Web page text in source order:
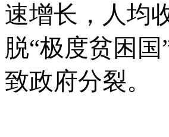
速增长，人均
脱“极度贫困
致政府分裂。